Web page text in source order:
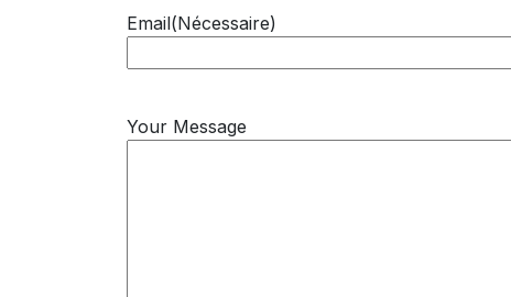
Email(Nécessaire)
Your Message